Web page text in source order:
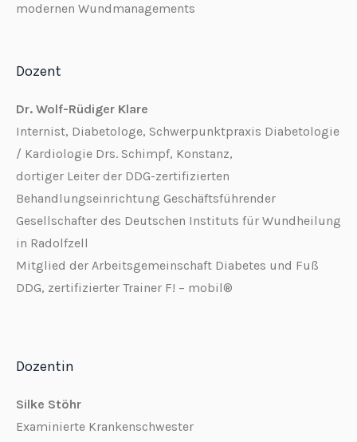
modernen Wundmanagements
Dozent
Dr. Wolf-Rüdiger Klare
Internist, Diabetologe, Schwerpunktpraxis Diabetologie
/ Kardiologie Drs. Schimpf, Konstanz,
dortiger Leiter der DDG-zertifizierten
Behandlungseinrichtung Geschäftsführender
Gesellschafter des Deutschen Instituts für Wundheilung
in Radolfzell
Mitglied der Arbeitsgemeinschaft Diabetes und Fuß
DDG, zertifizierter Trainer F! – mobil®
Dozentin
Silke Stöhr
Examinierte Krankenschwester